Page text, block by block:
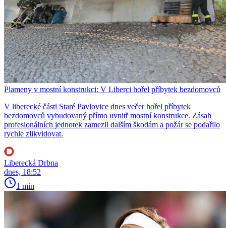
Plameny v mostní konstrukci: V Liberci hořel příbytek bezdomovců
V liberecké části Staré Pavlovice dnes večer hořel příbytek
bezdomovců vybudovaný přímo uvnitř mostní konstrukce. Zásah
profesionálních jednotek zamezil dalším škodám a požár se podařilo
rychle zlikvidovat.
Liberecká Drbna
dnes, 18:52
1 min